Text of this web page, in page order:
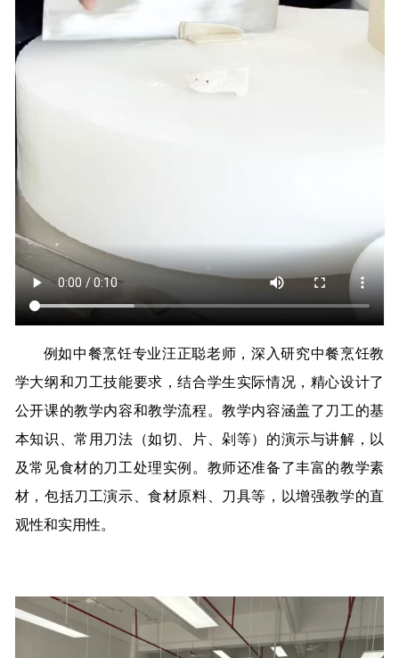
例如中餐烹饪专业汪正聪老师，深入研究中餐烹饪教
学大纲和刀工技能要求，结合学生实际情况，精心设计了
公开课的教学内容和教学流程。教学内容涵盖了刀工的基
本知识、常用刀法（如切、片、剁等）的演示与讲解，以
及常见食材的刀工处理实例。教师还准备了丰富的教学素
材，包括刀工演示、食材原料、刀具等，以增强教学的直
观性和实用性。